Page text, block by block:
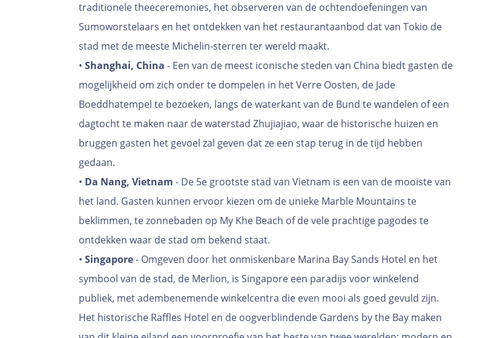
traditionele theeceremonies, het observeren van de ochtendoefeningen van
Sumoworstelaars en het ontdekken van het restaurantaanbod dat van Tokio de
stad met de meeste Michelin-sterren ter wereld maakt.
• Shanghai, China - Een van de meest iconische steden van China biedt gasten de
mogelijkheid om zich onder te dompelen in het Verre Oosten, de Jade
Boeddhatempel te bezoeken, langs de waterkant van de Bund te wandelen of een
dagtocht te maken naar de waterstad Zhujiajiao, waar de historische huizen en
bruggen gasten het gevoel zal geven dat ze een stap terug in de tijd hebben
gedaan.
• Da Nang, Vietnam - De 5e grootste stad van Vietnam is een van de mooiste van
het land. Gasten kunnen ervoor kiezen om de unieke Marble Mountains te
beklimmen, te zonnebaden op My Khe Beach of de vele prachtige pagodes te
ontdekken waar de stad om bekend staat.
• Singapore- Omgeven door het onmiskenbare Marina Bay Sands Hotel en het
symbool van de stad, de Merlion, is Singapore een paradijs voor winkelend
publiek, met adembenemende winkelcentra die even mooi als goed gevuld zijn.
Het historische Raffles Hotel en de oogverblindende Gardens by the Bay maken